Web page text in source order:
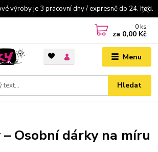
výroby je 3 pracovní dny / expresně do 24. hod.
Menu
Hledat
0 ks
za 0,00 Kč
Osobní dárky na míru